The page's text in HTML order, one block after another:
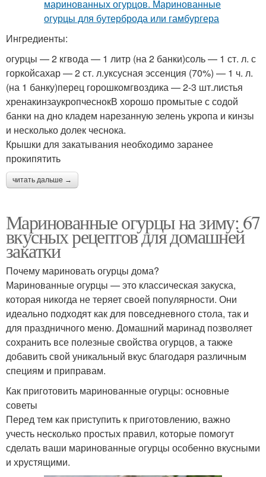
Ингредиенты:
огурцы — 2 кгвода — 1 литр (на 2 банки)соль — 1 ст. л. с
горкойсахар — 2 ст. л.уксусная эссенция (70%) — 1 ч. л.
(на 1 банку)перец горошкомгвоздика — 2-3 шт.листья
хренакинзаукропчеснокВ хорошо промытые с содой
банки на дно кладем нарезанную зелень укропа и кинзы
и несколько долек чеснока.
Крышки для закатывания необходимо заранее
прокипятить
читать дальше →
Маринованные огурцы на зиму: 67
вкусных рецептов для домашней
закатки
Почему мариновать огурцы дома?
Маринованные огурцы — это классическая закуска,
которая никогда не теряет своей популярности. Они
идеально подходят как для повседневного стола, так и
для праздничного меню. Домашний маринад позволяет
сохранить все полезные свойства огурцов, а также
добавить свой уникальный вкус благодаря различным
специям и приправам.
Как приготовить маринованные огурцы: основные
советы
Перед тем как приступить к приготовлению, важно
учесть несколько простых правил, которые помогут
сделать ваши маринованные огурцы особенно вкусными
и хрустящими.